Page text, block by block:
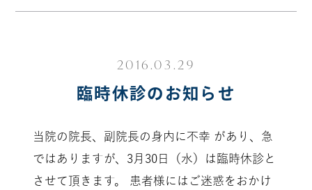
2016.03.29
臨時休診のお知らせ
当院の院長、副院長の身内に不幸 があり、急
ではありますが、3月30日（水）は臨時休診と
させて頂きます。 患者様にはご迷惑をおかけ